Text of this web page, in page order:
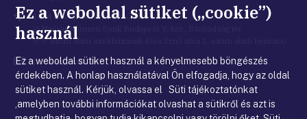
Cím 1054 Budapest, Kiss Ernő utca 1.
(a Magyar Nemzeti Bank Budapest V. ker., Szabadság tér
8-9. szám alatti székházának Kiss Ernő utca 1. szám alatti bejárata)
Email
cím
penztar@mnb.hu
Ez a weboldal sütiket („cookie”)
használ
Ez a weboldal sütiket használ a kényelmesebb böngészés
érdekében. A honlap használatával Ön elfogadja, hogy az oldal
sütiket használ. Kérjük, olvassa el Süti tájékoztatónkat
,amelyben további információkat olvashat a sütikről és azt is